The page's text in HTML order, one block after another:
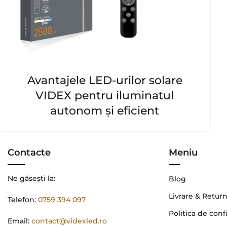
Avantajele LED-urilor solare
VIDEX pentru iluminatul
autonom și eficient
Contacte
Ne găsești la:
Telefon: 0759 394 097
Email: contact@videxled.ro
Meniu
Blog
Livrare &
Politica de